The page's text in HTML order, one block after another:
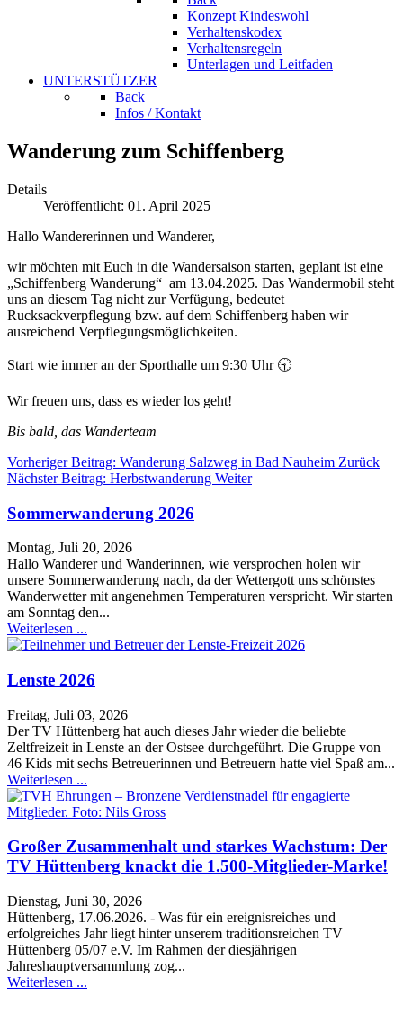
Konzept Kindeswohl
Verhaltenskodex
Verhaltensregeln
Unterlagen und Leitfaden
UNTERSTÜTZER
Back
Infos / Kontakt
Wanderung zum Schiffenberg
Details
Veröffentlicht: 01. April 2025
Hallo Wandererinnen und Wanderer,
wir möchten mit Euch in die Wandersaison starten, geplant ist eine
„Schiffenberg Wanderung“ am 13.04.2025. Das Wandermobil steht
uns an diesem Tag nicht zur Verfügung, bedeutet
Rucksackverpflegung bzw. auf dem Schiffenberg haben wir
ausreichend Verpflegungsmöglichkeiten.
Start wie immer an der Sporthalle um 9:30 Uhr 🕤
Wir freuen uns, dass es wieder los geht!
Bis bald, das Wanderteam
Vorheriger Beitrag: Wanderung Salzweg in Bad Nauheim Zurück
Nächster Beitrag: Herbstwanderung Weiter
Sommerwanderung 2026
Montag, Juli 20, 2026
Hallo Wanderer und Wanderinnen, wie versprochen holen wir
unsere Sommerwanderung nach, da der Wettergott uns schönstes
Wanderwetter mit angenehmen Temperaturen verspricht. Wir starten
am Sonntag den...
Weiterlesen ...
Lenste 2026
Freitag, Juli 03, 2026
Der TV Hüttenberg hat auch dieses Jahr wieder die beliebte
Zeltfreizeit in Lenste an der Ostsee durchgeführt. Die Gruppe von
46 Kids mit sechs Betreuerinnen und Betreuern hatte viel Spaß am...
Weiterlesen ...
Großer Zusammenhalt und starkes Wachstum: Der
TV Hüttenberg knackt die 1.500-Mitglieder-Marke!
Dienstag, Juni 30, 2026
Hüttenberg, 17.06.2026. - Was für ein ereignisreiches und
erfolgreiches Jahr liegt hinter unserem traditionsreichen TV
Hüttenberg 05/07 e.V. Im Rahmen der diesjährigen
Jahreshauptversammlung zog...
Weiterlesen ...